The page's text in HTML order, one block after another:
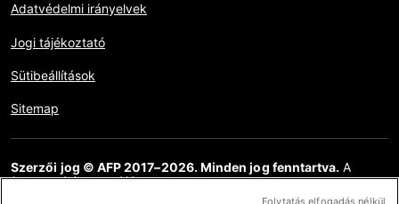
Adatvédelmi irányelvek
Jogi tájékoztató
Sütibeállítások
Sitemap
Szerzői jog © AFP 2017–2026. Minden jog fenntartva. A
felhasználók hozzáférhetnek ehhez a webhelyhez,
megtekinthetik azt, és használhatják az elérhető megosztási
Folytatás elfogadás nélkül